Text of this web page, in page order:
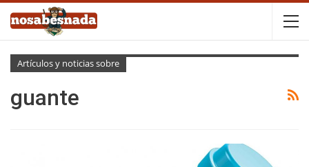
Artículos y noticias sobre
guante